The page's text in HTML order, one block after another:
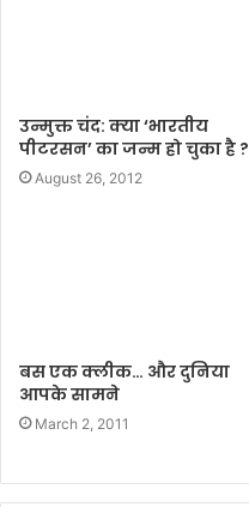
उन्मुक्त चंद: क्या ‘भारतीय
पीटरसन’ का जन्म हो चुका है ?
August 26, 2012
बस एक क्लीक… और दुनिया
आपके सामने
March 2, 2011